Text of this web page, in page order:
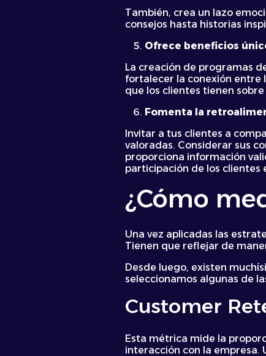
También, crea un lazo
consejos hasta historias
Ofrece beneficios
La creación de programas
fortalecer la conexión entre
que los clientes tienen
Fomenta la
Invitar a tus clientes a
valoradas. Considerar sus
proporciona información
participación de los clientes
¿Cómo
Una vez aplicadas las
Tienen que reflejar de
Desde luego, existen
seleccionamos algunas de
Customer
Esta métrica mide la
interacción con la